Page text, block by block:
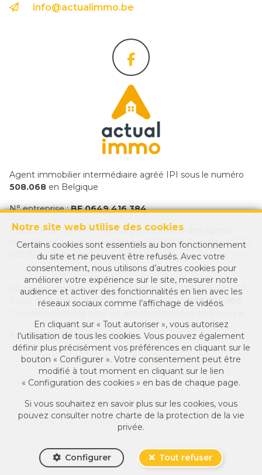
Notre site web utilise des cookies
Certains cookies sont essentiels au bon fonctionnement
du site et ne peuvent être refusés. Avec votre
consentement, nous utilisons d’autres cookies pour
améliorer votre expérience sur le site, mesurer notre
audience et activer des fonctionnalités en lien avec les
réseaux sociaux comme l’affichage de vidéos.
En cliquant sur « Tout autoriser », vous autorisez
l’utilisation de tous les cookies. Vous pouvez également
définir plus précisément vos préférences en cliquant sur le
bouton « Configurer ». Votre consentement peut être
modifié à tout moment en cliquant sur le lien
« Configuration des cookies » en bas de chaque page.
Si vous souhaitez en savoir plus sur les cookies, vous
pouvez consulter notre charte de la protection de la vie
privée.
Configurer Tout refuser
info@actualimmo.be
Agent immobilier intermédiaire agréé IPI sous le numéro
508.068 en Belgique
N° entreprise :BE 0649 416 384
Instance de contrôle: Institut professionnel des agents
immobiliers, rue du Luxembourg 16B, 1000 Bruxelles (+32 2
505 38 50 - info@ipi.be) - Soumis aucode déontologique de
l’ IPI
RC professionnelle et cautionnement via AXA Belgium SA,
Place du Trône 1, 1000 Bruxelles – police n°730.390.160
Agent immobilier intermédiaire
Actualimmo, votre agence immobilière en Hainaut
Conditions générales d'utilisation du site
Charte de la protection de la vie privée
Configuration des cookies